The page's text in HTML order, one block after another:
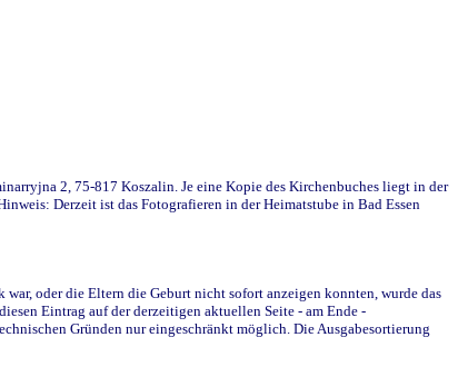
2, 75-817 Koszalin. Je eine Kopie des Kirchenbuches liegt in der
Derzeit ist das Fotografieren in der Heimatstube in Bad Essen
oder die Eltern die Geburt nicht sofort anzeigen konnten, wurde das
Eintrag auf der derzeitigen aktuellen Seite - am Ende -
Gründen nur eingeschränkt möglich. Die Ausgabesortierung